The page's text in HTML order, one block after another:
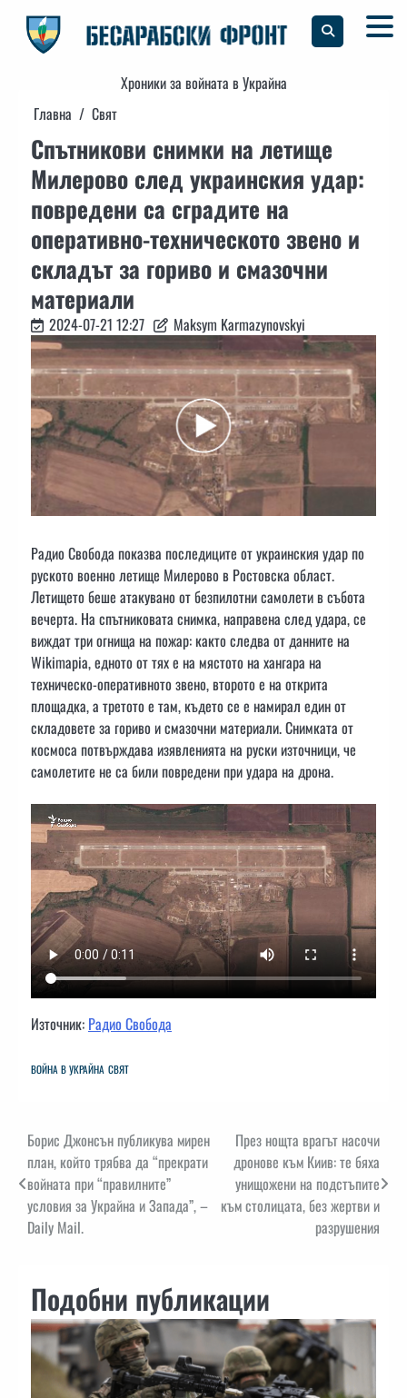
content
Хроники за войната в Украйна
Главна
Свят
Спътникови снимки на летище
Милерово след украинския удар:
повредени са сградите на
оперативно-техническото звено и
складът за гориво и смазочни
материали
2024-07-21 12:27 Maksym Karmazynovskyi
Радио Свобода показва последиците от украинския удар по
руското военно летище Милерово в Ростовска област.
Летището беше атакувано от безпилотни самолети в събота
вечерта. На спътниковата снимка, направена след удара, се
виждат три огнища на пожар: както следва от данните на
Wikimapia, едното от тях е на мястото на хангара на
техническо-оперативното звено, второто е на открита
площадка, а третото е там, където се е намирал един от
складовете за гориво и смазочни материали. Снимката от
космоса потвърждава изявленията на руски източници, че
самолетите не са били повредени при удара на дрона.
Източник: Радио Свобода
ВОЙНА В УКРАЙНА СВЯТ
Навигация
Борис Джонсън публикува мирен
план, който трябва да “прекрати
войната при “правилните”
условия за Украйна и Запада”, –
Daily Mail.
През нощта врагът насочи
дронове към Киив: те бяха
унищожени на подстъпите
към столицата, без жертви и
разрушения
Подобни публикации